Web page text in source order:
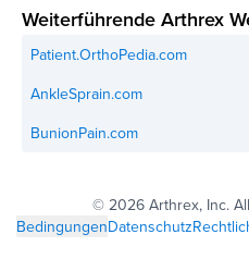
Weiterführende Arthrex
Patient.OrthoPedia.com
AnkleSprain.com
BunionPain.com
© 2026 Arthrex, Inc.
BedingungenDatenschutz